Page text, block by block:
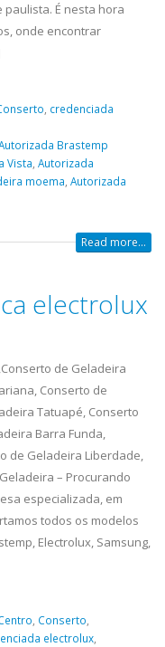
É nesta hora
onde encontrar
, credenciada
Brastemp
Vista, Autorizada
moema, Autorizada
Read more...
electrolux
de Geladeira
Conserto de
Tatuapé, Conserto
Barra Funda,
de Geladeira Liberdade,
– Procurando
especializada, em
todos os modelos
Electrolux, Samsung,
, Conserto,
electrolux,
23
assistencia
bela vista,Conserto de
Mariana, Conserto de
Santa Amaro, Conserto de
Tatuapé, Conserto...
19
ELETROLUX
ASSISTENCIA
TECNICA
INTERLAGOS
Santa Amaro, Conserto de